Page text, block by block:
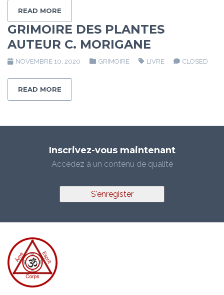
READ MORE
GRIMOIRE DES PLANTES
AUTEUR C. MORIGANE
NOVEMBRE 10, 2020 GRIMOIRE LIVRE CLOSED
READ MORE
Inscrivez-vous maintenant
Accédez à un contenu de qualité
S'enregister